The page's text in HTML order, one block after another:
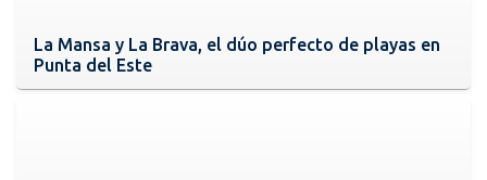
La Mansa y La Brava, el dúo perfecto de playas en
Punta del Este